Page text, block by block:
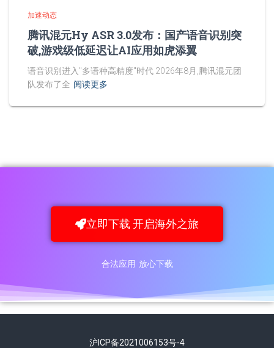
加速动态
腾讯混元Hy ASR 3.0发布：国产语音识别突
破,游戏级低延迟让AI应用如虎添翼
语音识别进入"多语种高精度"时代 2026年8月,腾讯混元团
队发布了全 阅读更多
立即下载 开启海外之旅
合法应用 放心下载
沪ICP备2021006153号-4